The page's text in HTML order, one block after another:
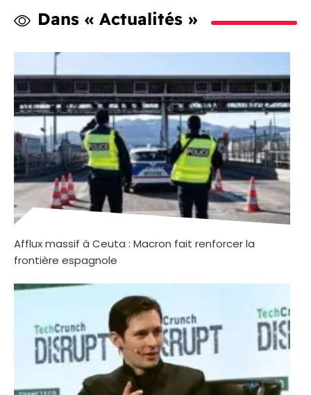
Dans « Actualités »
Afflux massif à Ceuta : Macron fait renforcer la
frontière espagnole